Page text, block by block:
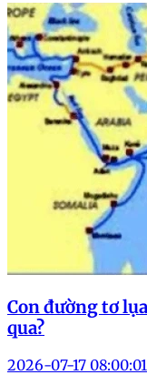
Con đường tơ
qua?
2026-07-17 08:00:01